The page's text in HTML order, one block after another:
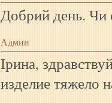
Добрий день. Чи
Админ
Ірина,
изделие тяжело